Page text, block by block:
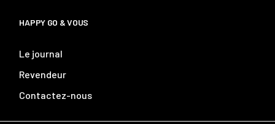
HAPPY GO & VOUS
Le journal
Revendeur
Contactez-nous